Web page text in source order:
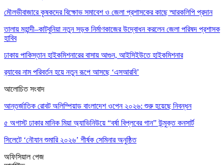
মৌলভীবাজারে কৃষকদের বিক্ষোভ সমাবেশ ও জেলা প্রশাসকের কাছে স্মারকলিপি প্রদান
তালায় মহান্দী–কাটবুনিয়া নতুন সড়ক নির্মাণকাজের উদ্বোধন করলেন জেলা পরিষদ প্রশাসক
হাবিব
ঢাকায় পাকিস্তান হাইকমিশনারের বাসায় আগুন, আইসিইউতে হাইকমিশনার
র‌্যাবের নাম পরিবর্তন হয়ে নতুন রূপে আসছে ‘এসআরবি’
আলোচিত সংবাদ
আন্তর্জাতিক রোবট অলিম্পিয়াড বাংলাদেশ ওপেন ২০২৬: শুরু হয়েছে নিবন্ধন
৫ অগাস্ট ঢাকার মানিক মিয়া অ্যাভিনিউয়ে “বর্ষা বিপ্লবের গান” উন্মুক্ত কনসার্ট
সিলেটে ‘নৌযান শুমারি ২০২৬’ শীর্ষক সেমিনার অনুষ্ঠিত
অফিসিয়াল পেজ